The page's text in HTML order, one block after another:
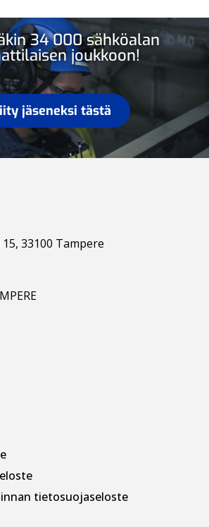
34 000 sähköalan
joukkoon!
jäseneksi tästä
33100 Tampere
tietosuojaseloste